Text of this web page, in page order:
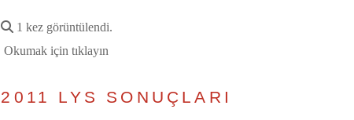
1 kez görüntülendi.
Okumak için tıklayın
2011 LYS SONUÇLARI